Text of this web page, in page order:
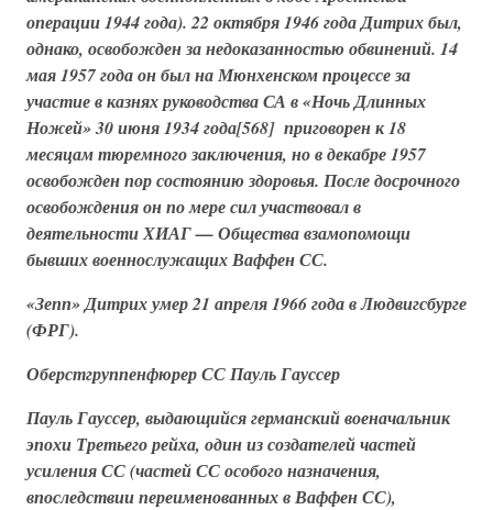
операции 1944 года). 22 октября 1946 года Дитрих был,
однако, освобожден за недоказанностью обвинений. 14
мая 1957 года он был на Мюнхенском процессе за
участие в казнях руководства СА в«Ночь Длинных
Ножей»30 июня 1934 года[568] приговорен к 18
месяцам тюремного заключения, но в декабре 1957
освобожден пор состоянию здоровья. После досрочного
освобождения он по мере сил участвовал в
деятельностиХИАГ — Общества взамопомощи
бывших военнослужащих Ваффен СС.
«Зепп» Дитрих умер 21 апреля 1966 года в Людвигсбурге
(ФРГ).
Оберстгруппенфюрер СС Пауль Гауссер
Пауль Гауссер, выдающийся германский военачальник
эпохи Третьего рейха, один из создателей частей
усиления СС (частей СС особого назначения,
впоследствии переименованных вВаффен СС),